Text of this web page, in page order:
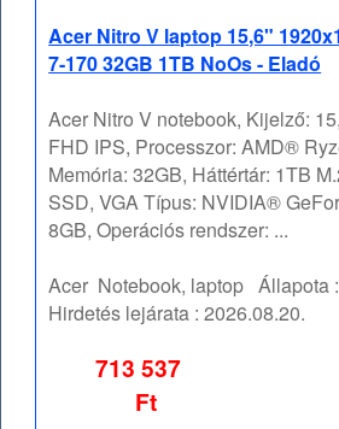
Acer Nitro V laptop 15,6"
7-170 32GB 1TB NoOs - Eladó
Acer Nitro V notebook, Kijelző:
FHD IPS, Processzor: AMD®
Memória: 32GB, Háttértár: 1TB
SSD, VGA Típus: NVIDIA®
8GB, Operációs rendszer: ...
Acer Notebook, laptop Állapota :
Hirdetés lejárata :2026.08.20.
713 537
Ft